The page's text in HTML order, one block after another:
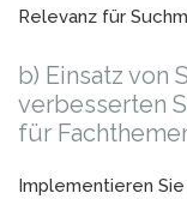
Relevanz für
b) Einsatz von
verbesserten
für
Implementieren